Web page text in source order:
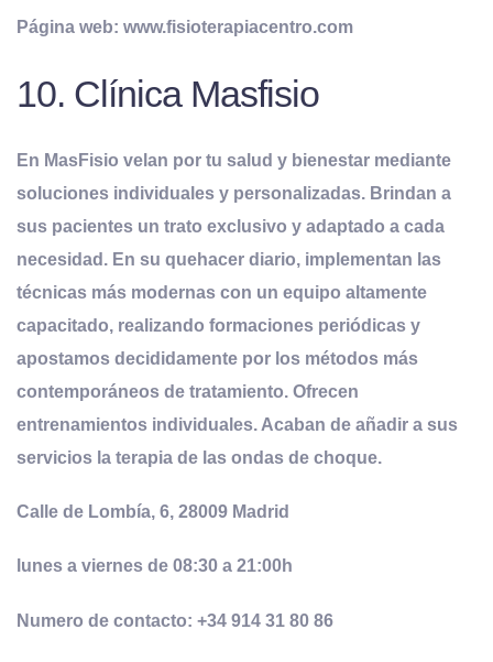
Página web: www.fisioterapiacentro.com
10. Clínica Masfisio
En MasFisio velan por tu salud y bienestar mediante
soluciones individuales y personalizadas. Brindan a
sus pacientes un trato exclusivo y adaptado a cada
necesidad. En su quehacer diario, implementan las
técnicas más modernas con un equipo altamente
capacitado, realizando formaciones periódicas y
apostamos decididamente por los métodos más
contemporáneos de tratamiento. Ofrecen
entrenamientos individuales. Acaban de añadir a sus
servicios la terapia de las ondas de choque.
Calle de Lombía, 6, 28009 Madrid
lunes a viernes de 08:30 a 21:00h
Numero de contacto: +34 914 31 80 86